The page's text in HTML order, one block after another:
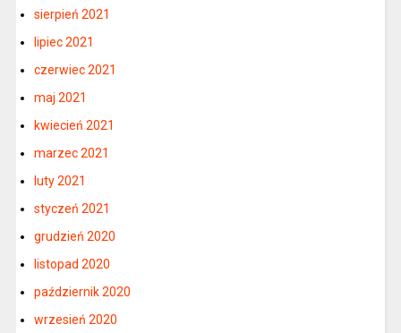
sierpień 2021
lipiec 2021
czerwiec 2021
maj 2021
kwiecień 2021
marzec 2021
luty 2021
styczeń 2021
grudzień 2020
listopad 2020
październik 2020
wrzesień 2020